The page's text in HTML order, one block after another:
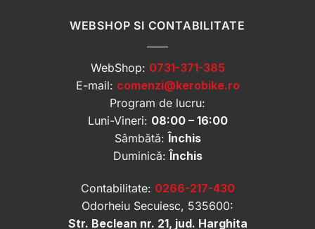
WEBSHOP SI CONTABILITATE
WebShop: 0731-371-385
E-mail: comenzi@kerobike.ro
Program de lucru:
Luni-Vineri: 08:00 – 16:00
Sâmbătă: Închis
Duminică: Închis
Contabilitate: 0266-217-430
Odorheiu Secuiesc, 535600:
Str. Beclean nr. 21, jud. Harghita